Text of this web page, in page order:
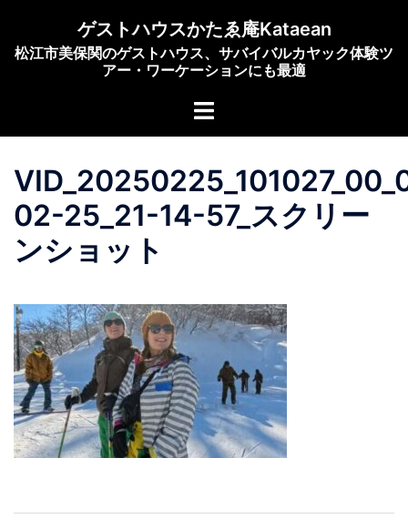
ゲストハウスかたゑ庵Kataean
松江市美保関のゲストハウス、サバイバルカヤック体験ツ
アー・ワーケーションにも最適
ト
メ
ュ
02-25_21-14-57_スクリー
ンショット